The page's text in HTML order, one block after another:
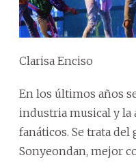
Clarisa Enciso
En los últimos años
industria musical y
fanáticos. Se trata
Sonyeondan, mejor